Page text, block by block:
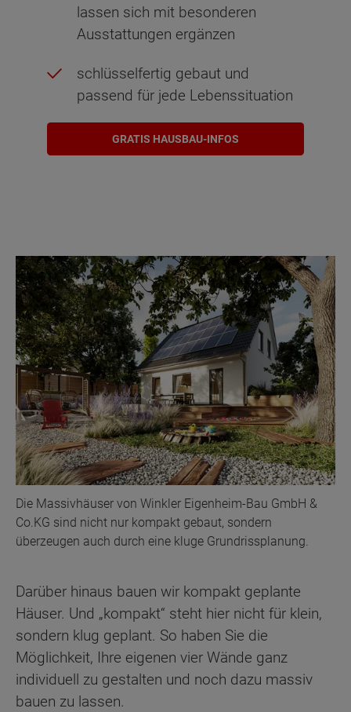
lassen sich mit besonderen
Ausstattungen ergänzen
schlüsselfertig gebaut und
passend für jede Lebenssituation
GRATIS HAUSBAU-INFOS
Die Massivhäuser von Winkler Eigenheim-Bau GmbH &
Co.KG sind nicht nur kompakt gebaut, sondern
überzeugen auch durch eine kluge Grundrissplanung.
Darüber hinaus bauen wir kompakt geplante
Häuser. Und „kompakt“ steht hier nicht für klein,
sondern klug geplant. So haben Sie die
Möglichkeit, Ihre eigenen vier Wände ganz
individuell zu gestalten und noch dazu massiv
bauen zu lassen.